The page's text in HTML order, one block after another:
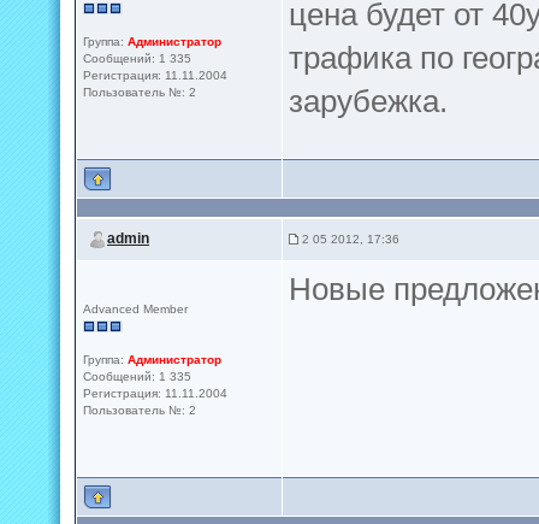
Группа: Администратор
Сообщений: 1 335
Регистрация: 11.11.2004
Пользователь №: 2
цена будет от
трафика по
зарубежка.
admin 2 05 2012, 17:36
Advanced Member
Группа: Администратор
Сообщений: 1 335
Регистрация: 11.11.2004
Пользователь №: 2
Новые